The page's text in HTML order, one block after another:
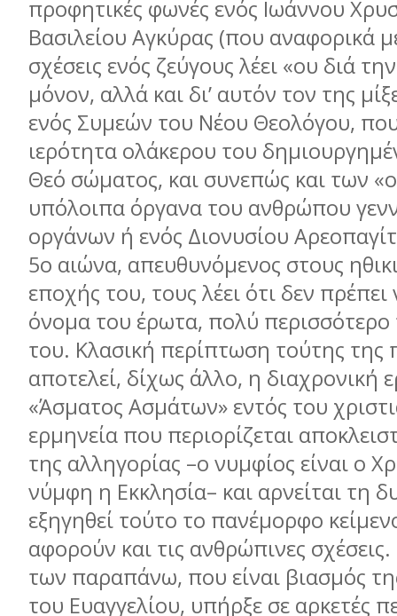
προφητικές φωνές ενός Ιωάννου
Βασιλείου Αγκύρας (που αναφορικά
σχέσεις ενός ζεύγους λέει «ου διά
μόνον, αλλά και δι’ αυτόν τον της
ενός Συμεών του Νέου Θεολόγου, που
ιερότητα ολάκερου του
Θεό σώματος, και συνεπώς και των
υπόλοιπα όργανα του ανθρώπου
οργάνων ή ενός Διονυσίου
5ο αιώνα, απευθυνόμενος στους
εποχής του, τους λέει ότι δεν
όνομα του έρωτα, πολύ περισσότερο
του. Κλασική περίπτωση τούτης της
αποτελεί, δίχως άλλο, η διαχρονική
«Άσματος Ασμάτων» εντός του
ερμηνεία που περιορίζεται
της αλληγορίας –ο νυμφίος είναι ο
νύμφη η Εκκλησία– και αρνείται τη
εξηγηθεί τούτο το πανέμορφο
αφορούν και τις ανθρώπινες
των παραπάνω, που είναι βιασμός
του Ευαγγελίου, υπήρξε σε αρκετές